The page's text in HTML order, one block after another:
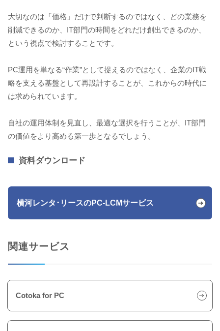
大切なのは「価格」だけで判断するのではなく、どの業務を
削減できるのか、IT部門の時間をどれだけ創出できるのか、
という視点で検討することです。
PC運用を単なる“作業”として捉えるのではなく、企業のIT戦
略を支える基盤として再設計することが、これからの時代に
は求められています。
自社の運用体制を見直し、最適な選択を行うことが、IT部門
の価値をより高める第一歩となるでしょう。
資料ダウンロード
横河レンタ･リースのPC-LCMサービス
関連サービス
Cotoka for PC